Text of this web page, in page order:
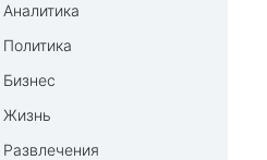
Аналитика
Политика
Бизнес
Жизнь
Развлечения